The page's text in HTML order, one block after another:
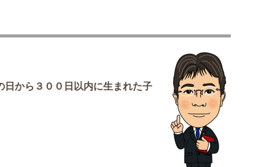
から３００日以内に生まれた子